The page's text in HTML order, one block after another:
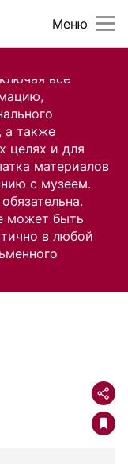
все
а также
целях и для
материалов
с музеем.
может быть
в любой
Меню